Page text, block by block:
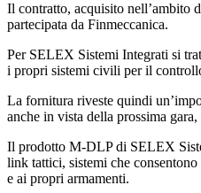
Il contratto, acquisito nell’ambito
partecipata da Finmeccanica.
Per SELEX Sistemi Integrati si
i propri sistemi civili per il
La fornitura riveste quindi
anche in vista della prossima
Il prodotto M-DLP di SELEX
link tattici, sistemi che
e ai propri armamenti.